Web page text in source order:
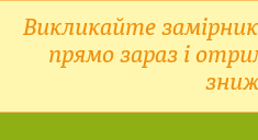
Викликайте
прямо зараз і